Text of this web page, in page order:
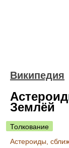
Википедия
Землёй
Толкование
Астероиды,